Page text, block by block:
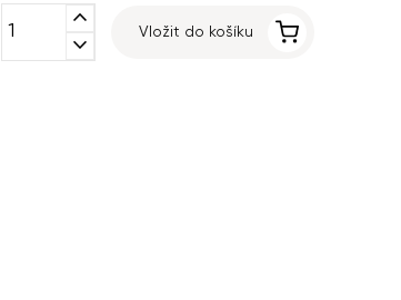
expand_less
expand_more
Vložit do košíku